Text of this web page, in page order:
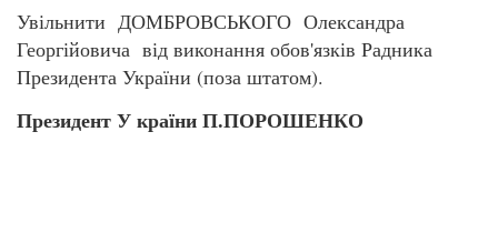
Увільнити ДОМБРОВСЬКОГО Олександра
Георгійовича від виконання обов'язків Радника
Президента України (поза штатом).
Президент У країни П.ПОРОШЕНКО